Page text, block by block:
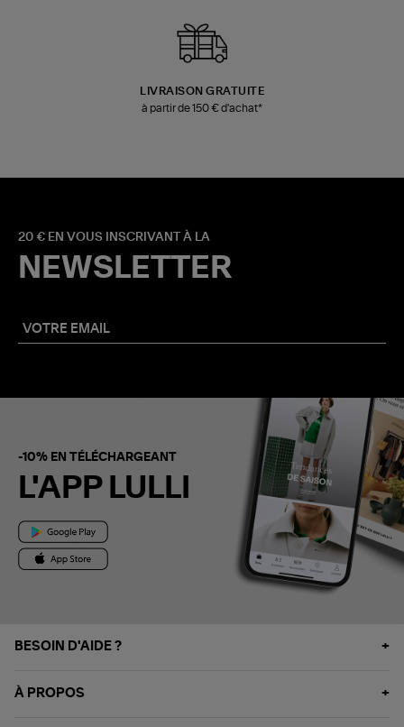
LIVRAISON GRATUITE
à partir de 150 € d'achat*
20 € EN VOUS INSCRIVANT À LA
NEWSLETTER
-10% EN TÉLÉCHARGEANT
L'APP LULLI
BESOIN D'AIDE ?
À PROPOS